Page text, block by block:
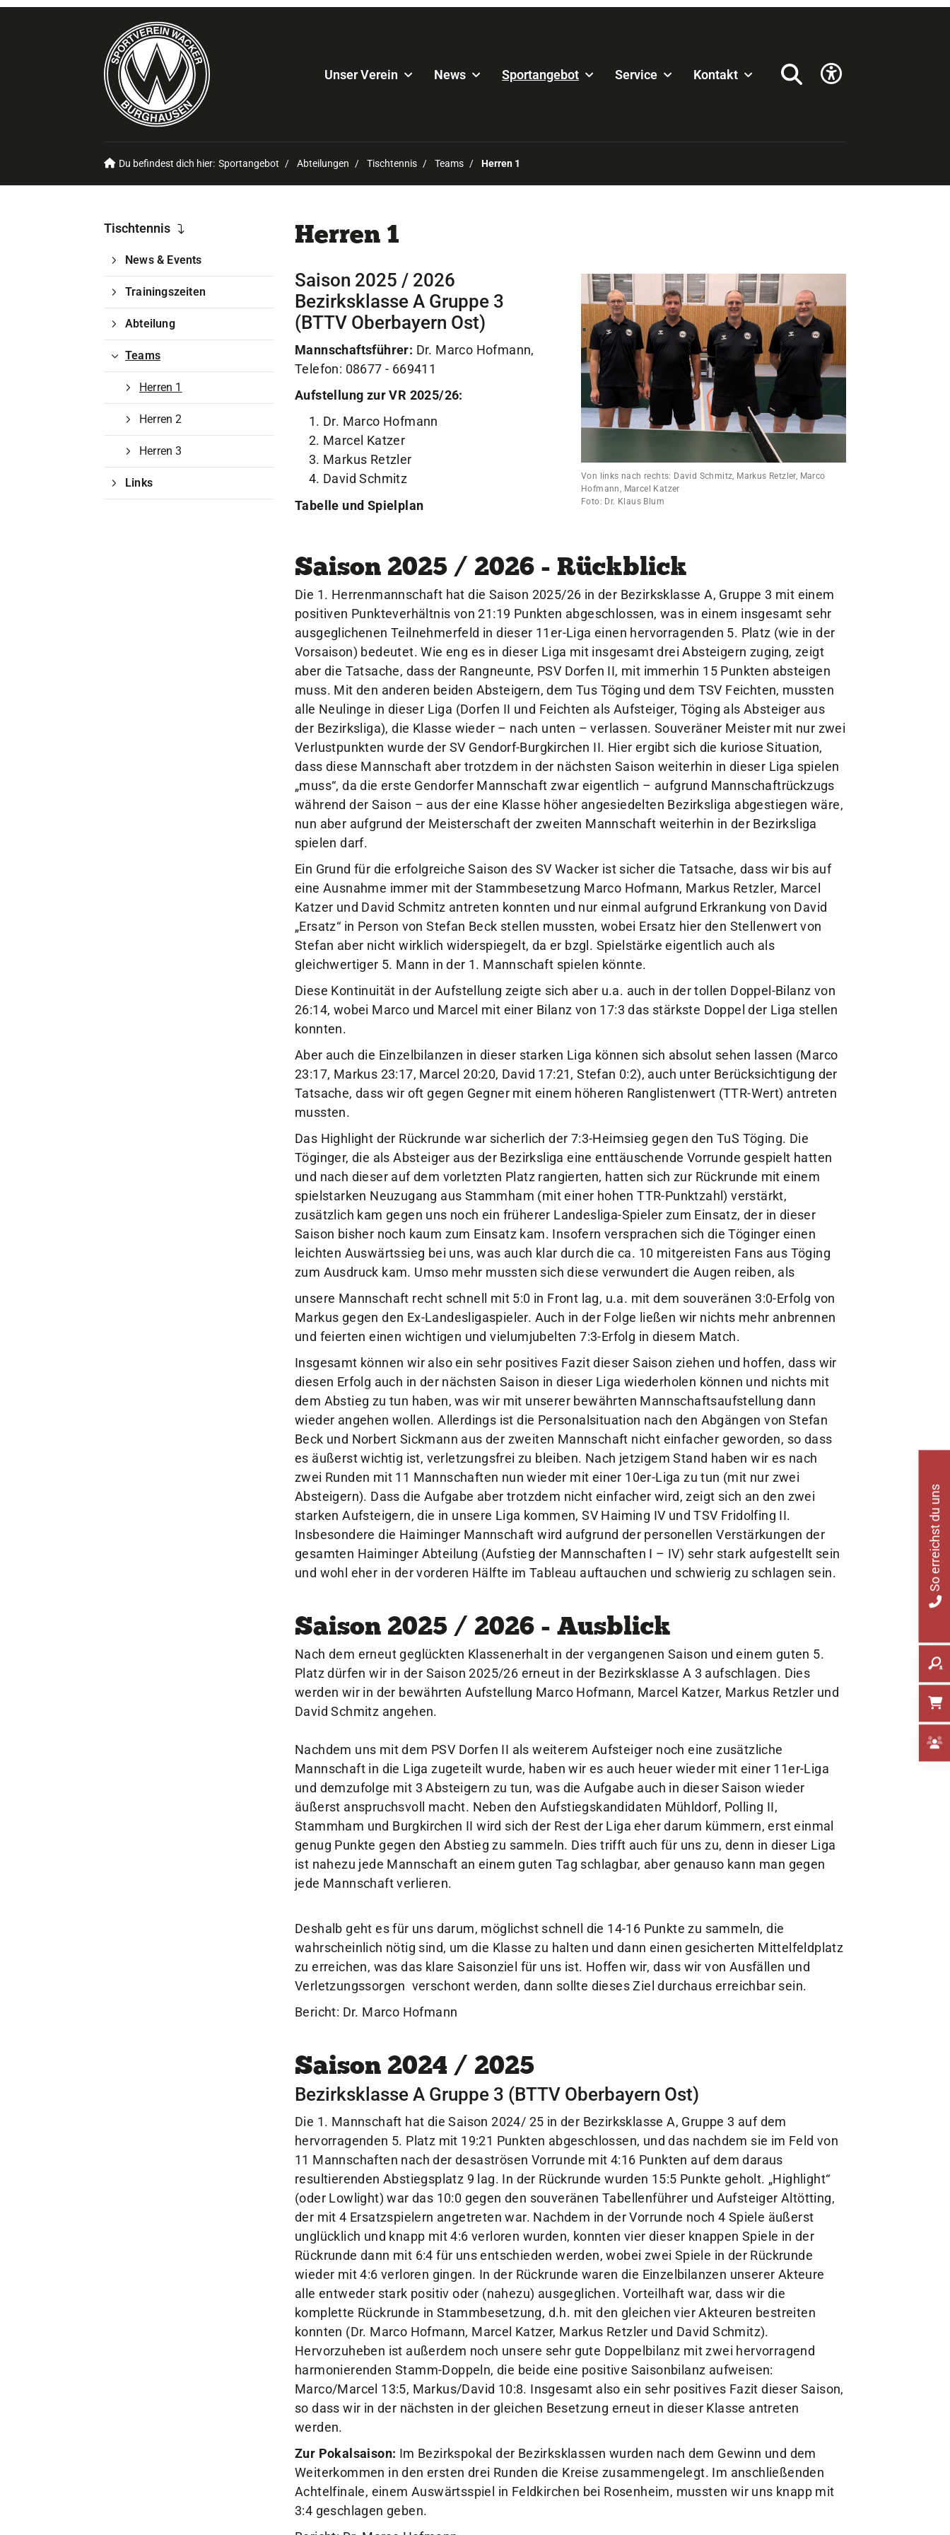
Unser Verein News Sportangebot Service Kontakt
Du befindest dich hier: Sportangebot Abteilungen Tischtennis
Herren 1
Von links nach rechts: David Schmitz, Markus Retzler, Marco
Hofmann, Marcel Katzer
Foto: Dr. Klaus Blum
Saison 2025 / 2026
Bezirksklasse A Gruppe 3
(BTTV Oberbayern Ost)
Mannschaftsführer: Dr. Marco Hofmann,
Telefon: 08677 - 669411
Aufstellung zur VR 2025/26:
Dr. Marco Hofmann
Marcel Katzer
Markus Retzler
David Schmitz
Tabelle und Spielplan
Saison 2025 / 2026 - Rückblick
Die 1. Herrenmannschaft hat die Saison 2025/26 in der Bezirksklasse A, Gruppe 3 mit einem
positiven Punkteverhältnis von 21:19 Punkten abgeschlossen, was in einem insgesamt sehr
ausgeglichenen Teilnehmerfeld in dieser 11er-Liga einen hervorragenden 5. Platz (wie in der
Vorsaison) bedeutet. Wie eng es in dieser Liga mit insgesamt drei Absteigern zuging, zeigt
aber die Tatsache, dass der Rangneunte, PSV Dorfen II, mit immerhin 15 Punkten absteigen
muss. Mit den anderen beiden Absteigern, dem Tus Töging und dem TSV Feichten, mussten
alle Neulinge in dieser Liga (Dorfen II und Feichten als Aufsteiger, Töging als Absteiger aus
der Bezirksliga), die Klasse wieder – nach unten – verlassen. Souveräner Meister mit nur zwei
Verlustpunkten wurde der SV Gendorf-Burgkirchen II. Hier ergibt sich die kuriose Situation,
dass diese Mannschaft aber trotzdem in der nächsten Saison weiterhin in dieser Liga spielen
„muss“, da die erste Gendorfer Mannschaft zwar eigentlich – aufgrund Mannschaftrückzugs
während der Saison – aus der eine Klasse höher angesiedelten Bezirksliga abgestiegen wäre,
nun aber aufgrund der Meisterschaft der zweiten Mannschaft weiterhin in der Bezirksliga
spielen darf.
Ein Grund für die erfolgreiche Saison des SV Wacker ist sicher die Tatsache, dass wir bis auf
eine Ausnahme immer mit der Stammbesetzung Marco Hofmann, Markus Retzler, Marcel
Katzer und David Schmitz antreten konnten und nur einmal aufgrund Erkrankung von David
„Ersatz“ in Person von Stefan Beck stellen mussten, wobei Ersatz hier den Stellenwert von
Stefan aber nicht wirklich widerspiegelt, da er bzgl. Spielstärke eigentlich auch als
gleichwertiger 5. Mann in der 1. Mannschaft spielen könnte.
Diese Kontinuität in der Aufstellung zeigte sich aber u.a. auch in der tollen Doppel-Bilanz von
26:14, wobei Marco und Marcel mit einer Bilanz von 17:3 das stärkste Doppel der Liga stellen
konnten.
Aber auch die Einzelbilanzen in dieser starken Liga können sich absolut sehen lassen (Marco
23:17, Markus 23:17, Marcel 20:20, David 17:21, Stefan 0:2), auch unter Berücksichtigung der
Tatsache, dass wir oft gegen Gegner mit einem höheren Ranglistenwert (TTR-Wert) antreten
mussten.
Das Highlight der Rückrunde war sicherlich der 7:3-Heimsieg gegen den TuS Töging. Die
Töginger, die als Absteiger aus der Bezirksliga eine enttäuschende Vorrunde gespielt hatten
und nach dieser auf dem vorletzten Platz rangierten, hatten sich zur Rückrunde mit einem
spielstarken Neuzugang aus Stammham (mit einer hohen TTR-Punktzahl) verstärkt,
zusätzlich kam gegen uns noch ein früherer Landesliga-Spieler zum Einsatz, der in dieser
Saison bisher noch kaum zum Einsatz kam. Insofern versprachen sich die Töginger einen
leichten Auswärtssieg bei uns, was auch klar durch die ca. 10 mitgereisten Fans aus Töging
zum Ausdruck kam. Umso mehr mussten sich diese verwundert die Augen reiben, als
unsere Mannschaft recht schnell mit 5:0 in Front lag, u.a. mit dem souveränen 3:0-Erfolg von
Markus gegen den Ex-Landesligaspieler. Auch in der Folge ließen wir nichts mehr anbrennen
und feierten einen wichtigen und vielumjubelten 7:3-Erfolg in diesem Match.
Insgesamt können wir also ein sehr positives Fazit dieser Saison ziehen und hoffen, dass wir
diesen Erfolg auch in der nächsten Saison in dieser Liga wiederholen können und nichts mit
dem Abstieg zu tun haben, was wir mit unserer bewährten Mannschaftsaufstellung dann
wieder angehen wollen. Allerdings ist die Personalsituation nach den Abgängen von Stefan
Beck und Norbert Sickmann aus der zweiten Mannschaft nicht einfacher geworden, so dass
es äußerst wichtig ist, verletzungsfrei zu bleiben. Nach jetzigem Stand haben wir es nach
zwei Runden mit 11 Mannschaften nun wieder mit einer 10er-Liga zu tun (mit nur zwei
Absteigern). Dass die Aufgabe aber trotzdem nicht einfacher wird, zeigt sich an den zwei
starken Aufsteigern, die in unsere Liga kommen, SV Haiming IV und TSV Fridolfing II.
Insbesondere die Haiminger Mannschaft wird aufgrund der personellen Verstärkungen der
gesamten Haiminger Abteilung (Aufstieg der Mannschaften I – IV) sehr stark aufgestellt sein
und wohl eher in der vorderen Hälfte im Tableau auftauchen und schwierig zu schlagen sein.
Saison 2025 / 2026 - Ausblick
Nach dem erneut geglückten Klassenerhalt in der vergangenen Saison und einem guten 5.
Platz dürfen wir in der Saison 2025/26 erneut in der Bezirksklasse A 3 aufschlagen. Dies
werden wir in der bewährten Aufstellung Marco Hofmann, Marcel Katzer, Markus Retzler und
David Schmitz angehen.
Nachdem uns mit dem PSV Dorfen II als weiterem Aufsteiger noch eine zusätzliche
Mannschaft in die Liga zugeteilt wurde, haben wir es auch heuer wieder mit einer 11er-Liga
und demzufolge mit 3 Absteigern zu tun, was die Aufgabe auch in dieser Saison wieder
äußerst anspruchsvoll macht. Neben den Aufstiegskandidaten Mühldorf, Polling II,
Stammham und Burgkirchen II wird sich der Rest der Liga eher darum kümmern, erst einmal
genug Punkte gegen den Abstieg zu sammeln. Dies trifft auch für uns zu, denn in dieser Liga
ist nahezu jede Mannschaft an einem guten Tag schlagbar, aber genauso kann man gegen
jede Mannschaft verlieren.
Deshalb geht es für uns darum, möglichst schnell die 14-16 Punkte zu sammeln, die
wahrscheinlich nötig sind, um die Klasse zu halten und dann einen gesicherten Mittelfeldplatz
zu erreichen, was das klare Saisonziel für uns ist. Hoffen wir, dass wir von Ausfällen und
Verletzungssorgen verschont werden, dann sollte dieses Ziel durchaus erreichbar sein.
Bericht: Dr. Marco Hofmann
Saison 2024 / 2025
Bezirksklasse A Gruppe 3 (BTTV Oberbayern Ost)
Die 1. Mannschaft hat die Saison 2024/ 25 in der Bezirksklasse A, Gruppe 3 auf dem
hervorragenden 5. Platz mit 19:21 Punkten abgeschlossen, und das nachdem sie im Feld von
11 Mannschaften nach der desaströsen Vorrunde mit 4:16 Punkten auf dem daraus
resultierenden Abstiegsplatz 9 lag. In der Rückrunde wurden 15:5 Punkte geholt. „Highlight“
(oder Lowlight) war das 10:0 gegen den souveränen Tabellenführer und Aufsteiger Altötting,
der mit 4 Ersatzspielern angetreten war. Nachdem in der Vorrunde noch 4 Spiele äußerst
unglücklich und knapp mit 4:6 verloren wurden, konnten vier dieser knappen Spiele in der
Rückrunde dann mit 6:4 für uns entschieden werden, wobei zwei Spiele in der Rückrunde
wieder mit 4:6 verloren gingen. In der Rückrunde waren die Einzelbilanzen unserer Akteure
alle entweder stark positiv oder (nahezu) ausgeglichen. Vorteilhaft war, dass wir die
komplette Rückrunde in Stammbesetzung, d.h. mit den gleichen vier Akteuren bestreiten
konnten (Dr. Marco Hofmann, Marcel Katzer, Markus Retzler und David Schmitz).
Hervorzuheben ist außerdem noch unsere sehr gute Doppelbilanz mit zwei hervorragend
harmonierenden Stamm-Doppeln, die beide eine positive Saisonbilanz aufweisen:
Marco/Marcel 13:5, Markus/David 10:8. Insgesamt also ein sehr positives Fazit dieser Saison,
so dass wir in der nächsten in der gleichen Besetzung erneut in dieser Klasse antreten
werden.
Zur Pokalsaison: Im Bezirkspokal der Bezirksklassen wurden nach dem Gewinn und dem
Weiterkommen in den ersten drei Runden die Kreise zusammengelegt. Im anschließenden
Achtelfinale, einem Auswärtsspiel in Feldkirchen bei Rosenheim, mussten wir uns knapp mit
3:4 geschlagen geben.
Bericht: Dr. Marco Hofmann
Tischtennis
News & Events
Trainingszeiten
Abteilung
Teams
Herren 1
Herren 2
Herren 3
Links
So erreichst du uns
Sportangebote
Sportsuche
VitaSport
Kindersportschule
Mitglieder-Service
Deine Mitgliedschaft
Downloads
Weiteres